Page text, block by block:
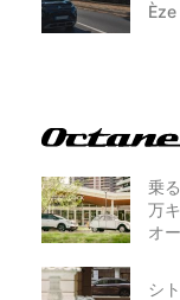
乗
万
オ
シ